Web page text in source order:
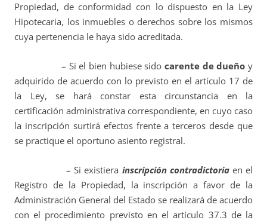
Propiedad, de conformidad con lo dispuesto en la Ley
Hipotecaria, los inmuebles o derechos sobre los mismos
cuya pertenencia le haya sido acreditada.
– Si el bien hubiese sidocarente de dueño y
adquirido de acuerdo con lo previsto en el artículo 17 de
la Ley, se hará constar esta circunstancia en la
certificación administrativa correspondiente, en cuyo caso
la inscripción surtirá efectos frente a terceros desde que
se practique el oportuno asiento registral.
– Si existiera inscripción contradictoriaen el
Registro de la Propiedad, la inscripción a favor de la
Administración General del Estado se realizará de acuerdo
con el procedimiento previsto en el artículo 37.3 de la